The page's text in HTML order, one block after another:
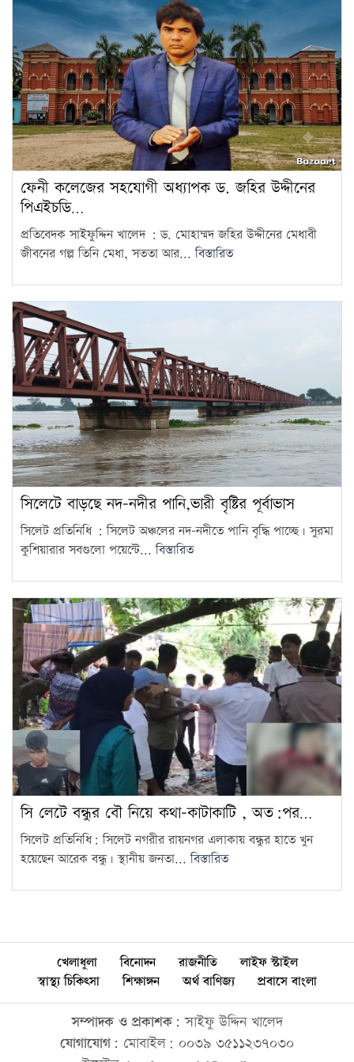
গঠন
12
চট্টগ্রাম বোর্ডের স্থগিত হওয়া
এইচএসসি পরীক্ষার নতুন সময়সূচি
প্রকাশ
13
১৮ বছর বয়সেই অধ্যাপক, ৩০৬
বছরের রেকর্ড ভাঙলেন তিনি
14
জুলাইকে ভুলিয়ে দেওয়ার সংগ্রাম
শুরু হয়েছে: জামায়াত আমির
৫ আগস্ট ঘিরে দেশজুড়ে কঠোর
নিরাপত্তা ব্যবস্থা
ফেনী কলেজের সহযোগী অধ্যাপক ড. জহির উদ্দীনের
পিএইচডি…
প্রতিবেদক সাইফুদ্দিন খালেদ : ড. মোহাম্মদ জহির উদ্দীনের মেধাবী
জীবনের গল্প তিনি মেধা, সততা আর...বিস্তারিত
সিলেটে বাড়ছে নদ-নদীর পানি,ভারী বৃষ্টির পূর্বাভাস
সিলেট প্রতিনিধি : সিলেট অঞ্চলের নদ-নদীতে পানি বৃদ্ধি পাচ্ছে। সুরমা
কুশিয়ারার সবগুলো পয়েন্টে...বিস্তারিত
সি লেটে বন্ধুর বৌ নিয়ে কথা-কাটাকাটি , অত:পর…
সিলেট প্রতিনিধি: সিলেট নগরীর রায়নগর এলাকায় বন্ধুর হাতে খুন
হয়েছেন আরেক বন্ধু। স্থানীয় জনতা...বিস্তারিত
খেলাধুলা বিনোদন রাজনীতি
লাইফ স্টাইল
স্বাস্থ্য চিকিৎসা
শিক্ষাঙ্গন অর্থ বাণিজ্য প্রবাসে বাংলা
সম্পাদক ও প্রকাশক: সাইফু উদ্দিন খালেদ
যোগাযোগ: মোবাইল: ০০৩৯ ৩৫১১২৩৭০৩০